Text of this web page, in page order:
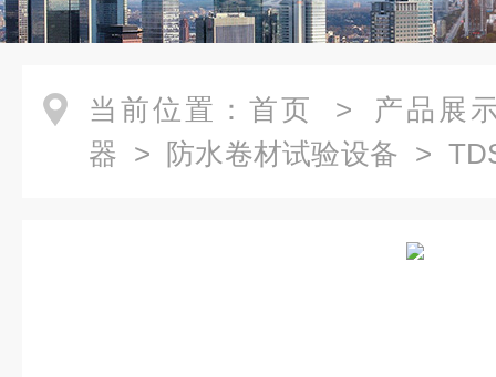
当前位置： 首页 > 产品展
器 > 防水卷材试验设备 >